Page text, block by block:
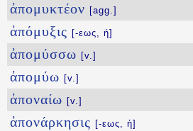
ἀπομυκτέον [agg.]
ἀπόμυξις [-εως, ἡ]
ἀπομύσσω [v.]
ἀπομύω [v.]
ἀποναίω [v.]
ἀπονάρκησις [-εως, ἡ]